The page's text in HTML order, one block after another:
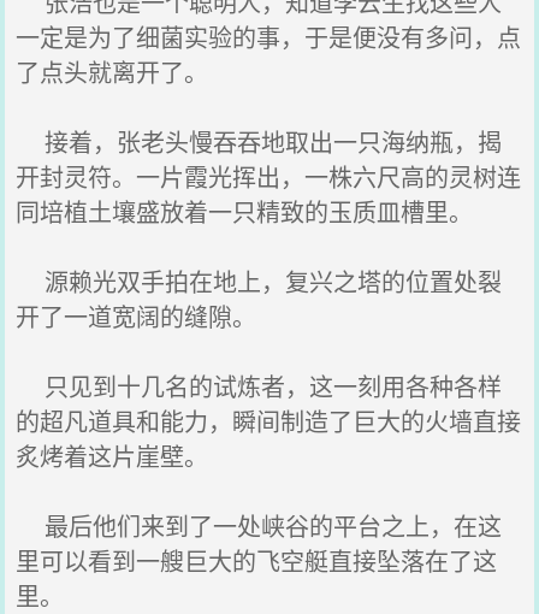
一定是为了细菌实验的事，于是便没有多问，点
了点头就离开了。
接着，张老头慢吞吞地取出一只海纳瓶，揭
开封灵符。一片霞光挥出，一株六尺高的灵树连
同培植土壤盛放着一只精致的玉质皿槽里。
源赖光双手拍在地上，复兴之塔的位置处裂
开了一道宽阔的缝隙。
只见到十几名的试炼者，这一刻用各种各样
的超凡道具和能力，瞬间制造了巨大的火墙直接
炙烤着这片崖壁。
最后他们来到了一处峡谷的平台之上，在这
里可以看到一艘巨大的飞空艇直接坠落在了这
里。